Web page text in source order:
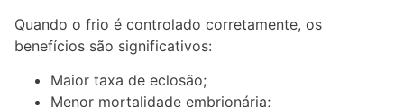
Quando o frio é controlado corretamente, os
benefícios são significativos:
Maior taxa de eclosão;
Menor mortalidade embrionária;